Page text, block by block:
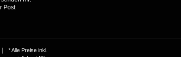
* Alle Preise inkl.